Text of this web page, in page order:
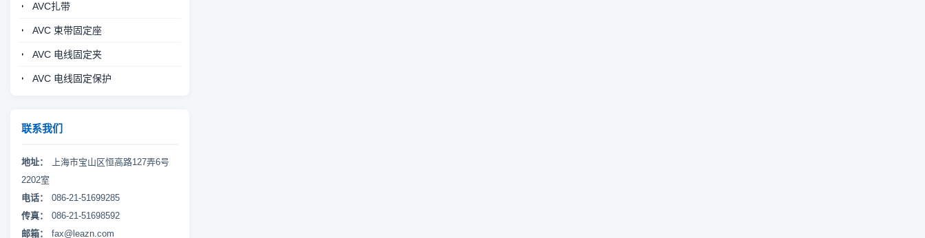
AVC扎带
AVC 束带固定座
AVC 电线固定夹
AVC 电线固定保护
联系我们
地址：
上海市宝山区恒高路127弄6号
2202室
电话：
086-21-51699285
传真：
086-21-51698592
邮箱：
fax@leazn.com